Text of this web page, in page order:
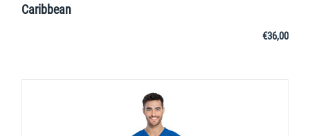
Caribbean
€36,00